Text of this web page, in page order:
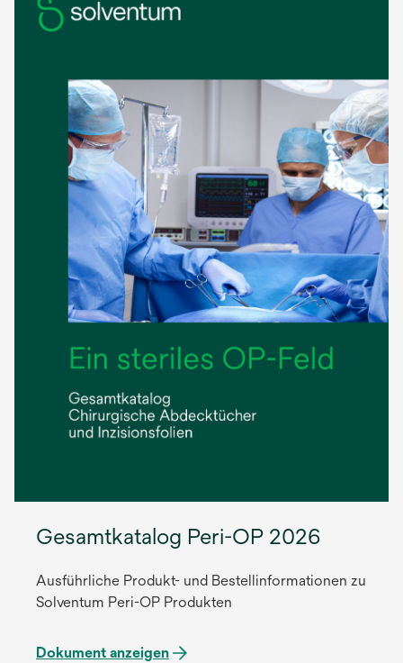
Gesamtkatalog Peri-OP 2026
Ausführliche Produkt- und Bestellinformationen zu
Solventum Peri-OP Produkten
Dokument anzeigen